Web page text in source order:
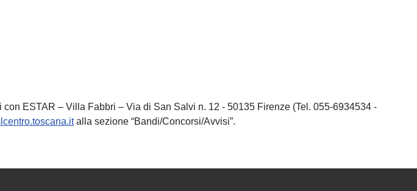
ESTAR – Villa Fabbri – Via di San Salvi n. 12 - 50135 Firenze (Tel. 055-6934534 -
alla sezione “Bandi/Concorsi/Avvisi”.